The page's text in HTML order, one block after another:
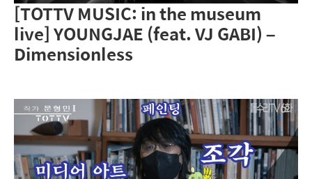
[TOTTV MUSIC: in the museum
live] YOUNGJAE (feat. VJ GABI) –
Dimensionless